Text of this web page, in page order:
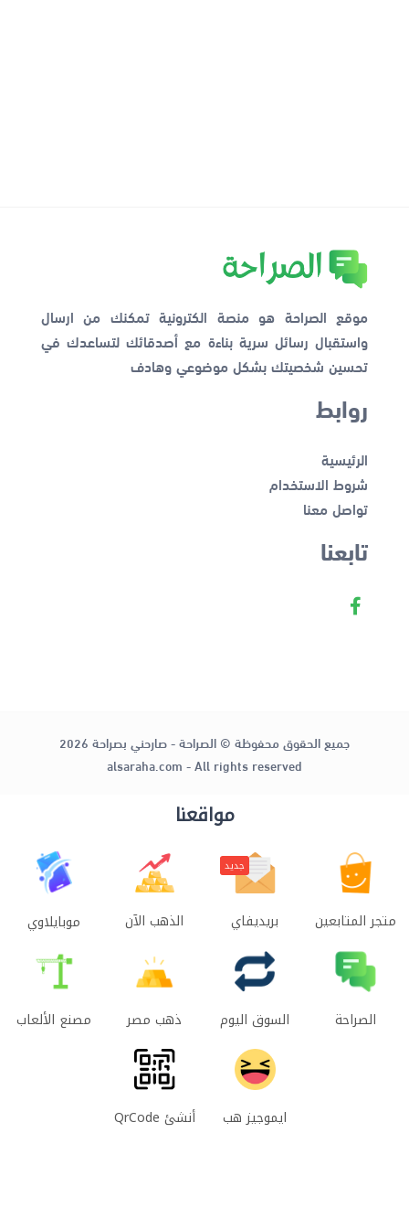
موقع الصراحة هو منصة الكترونية تمكنك من ارسال
واستقبال رسائل سرية بناءة مع أصدقائك لتساعدك في
تحسين شخصيتك بشكل موضوعي وهادف
روابط
الرئيسية
شروط الاستخدام
تواصل معنا
تابعنا
جميع الحقوق محفوظة © الصراحة - صارحني بصراحة 2026
alsaraha.com - All rights reserved